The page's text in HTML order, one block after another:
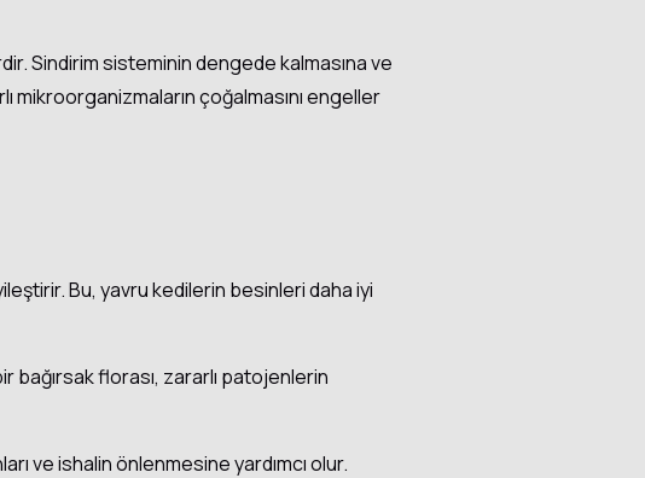
Sindirim sisteminin dengede kalmasına ve
mikroorganizmaların çoğalmasını engeller
Bu, yavru kedilerin besinleri daha iyi
bağırsak florası, zararlı patojenlerin
ve ishalin önlenmesine yardımcı olur.